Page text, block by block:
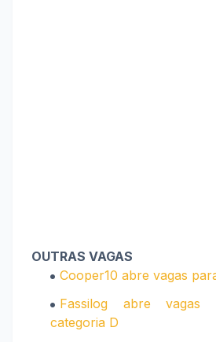
OUTRAS VAGAS
Cooper10 abre vagas
Fassilog abre vagas
categoria D